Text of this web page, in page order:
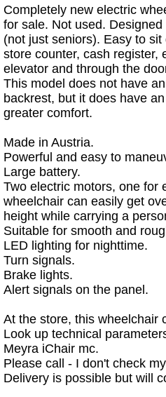
Completely new electric
for sale. Not used.
(not just seniors). Easy to
store counter, cash register,
elevator and through the
This model does not have
backrest, but it does have
greater comfort.
Made in Austria.
Powerful and easy to
Large battery.
Two electric motors, one for
wheelchair can easily get
height while carrying a
Suitable for smooth and
LED lighting for nighttime.
Turn signals.
Brake lights.
Alert signals on the panel.
At the store, this wheelchair
Look up technical
Meyra iChair mc.
Please call - I don't check
Delivery is possible but will